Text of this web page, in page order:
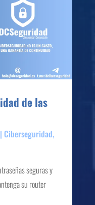
de las
Ciberseguridad,
seguras y
su router